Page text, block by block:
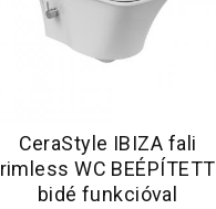
CeraStyle IBIZA fali
rimless WC BEÉPÍTETT
bidé funkcióval